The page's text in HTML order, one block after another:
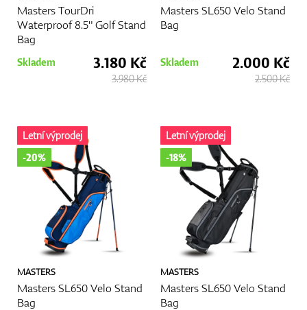
Dárkové poukazy
Masters TourDri
Waterproof 8.5" Golf Stand
Bag
Skladem 3.180 Kč
3.980 Kč
Masters SL650 Velo Stand
Bag
Skladem 2.000 Kč
2.500 Kč
MASTERS
Masters SL650 Velo Stand
Bag
Letní výprodej
-20%
MASTERS
Masters SL650 Velo Stand
Bag
Letní výprodej
-18%